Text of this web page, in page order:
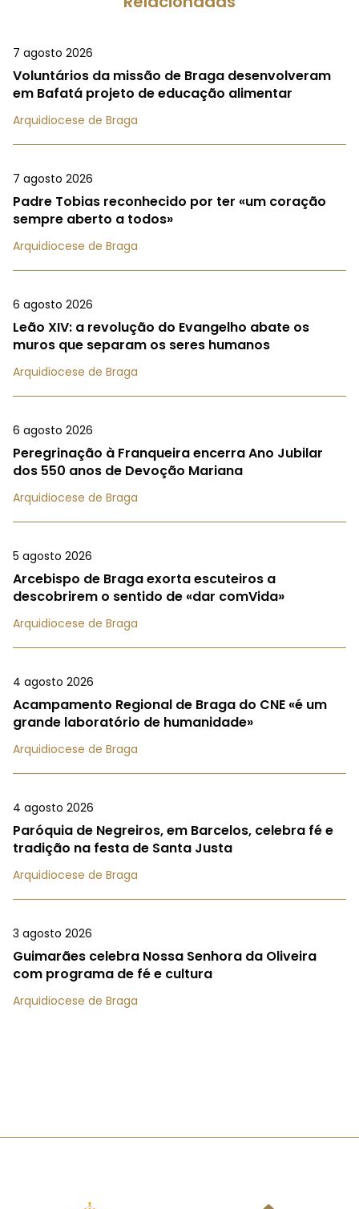
7 agosto 2026
Voluntários da missão de Braga desenvolveram
em Bafatá projeto de educação alimentar
Arquidiocese de Braga
7 agosto 2026
Padre Tobias reconhecido por ter «um coração
sempre aberto a todos»
Arquidiocese de Braga
6 agosto 2026
Leão XIV: a revolução do Evangelho abate os
muros que separam os seres humanos
Arquidiocese de Braga
6 agosto 2026
Peregrinação à Franqueira encerra Ano Jubilar
dos 550 anos de Devoção Mariana
Arquidiocese de Braga
5 agosto 2026
Arcebispo de Braga exorta escuteiros a
descobrirem o sentido de «dar comVida»
Arquidiocese de Braga
4 agosto 2026
Acampamento Regional de Braga do CNE «é um
grande laboratório de humanidade»
Arquidiocese de Braga
4 agosto 2026
Paróquia de Negreiros, em Barcelos, celebra fé e
tradição na festa de Santa Justa
Arquidiocese de Braga
3 agosto 2026
Guimarães celebra Nossa Senhora da Oliveira
com programa de fé e cultura
Arquidiocese de Braga